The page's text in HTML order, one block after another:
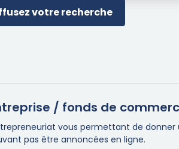
votre recherche
/ fonds de
vous permettant de
pas être annoncées en ligne.